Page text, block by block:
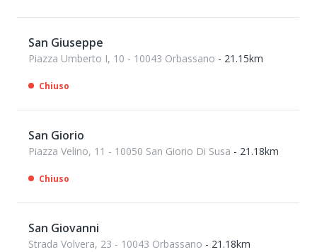
San Giuseppe
Piazza Umberto I, 10 - 10043 Orbassano - 21.15km
Chiuso
San Giorio
Piazza Velino, 11 - 10050 San Giorio Di Susa - 21.18km
Chiuso
San Giovanni
Strada Volvera, 23 - 10043 Orbassano - 21.18km